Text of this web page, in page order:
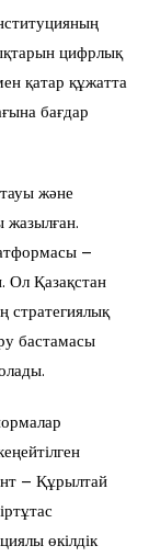
цифрлық
қатар құжатта
бағдар
және
жазылған.
–
Ол Қазақстан
стратегиялық
бастамасы
– Құрылтай
өкілдік